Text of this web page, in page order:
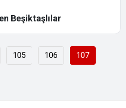
Beşiktaşlılar
105 106 107